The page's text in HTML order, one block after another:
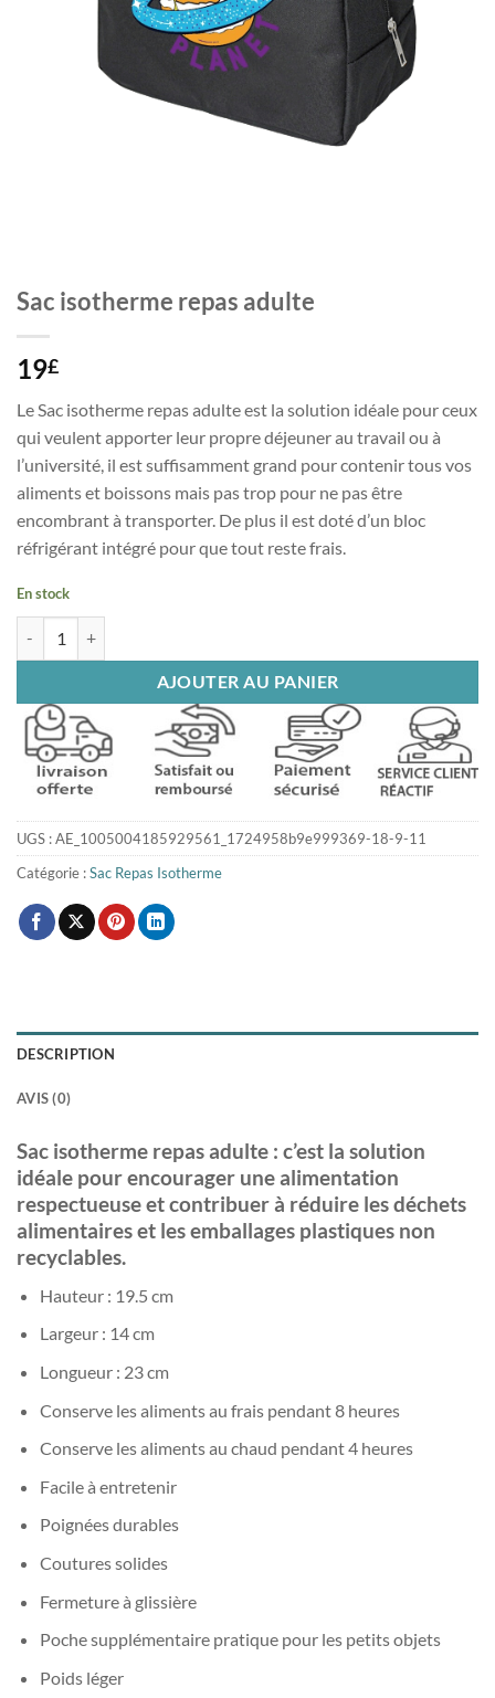
Sac isotherme repas adulte
19£
Le Sac isotherme repas adulte est la solution idéale pour ceux
qui veulent apporter leur propre déjeuner au travail ou à
l’université, il est suffisamment grand pour contenir tous vos
aliments et boissons mais pas trop pour ne pas être
encombrant à transporter. De plus il est doté d’un bloc
réfrigérant intégré pour que tout reste frais.
En stock
AJOUTER AU PANIER
UGS :AE_1005004185929561_1724958b9e999369-18-9-11
Catégorie :Sac Repas Isotherme
DESCRIPTION
AVIS (0)
Sac isotherme repas adulte : c’est la solution
idéale pour encourager une alimentation
respectueuse et contribuer à réduire les déchets
alimentaires et les emballages plastiques non
recyclables.
Hauteur : 19.5 cm
Largeur : 14 cm
Longueur : 23 cm
Conserve les aliments au frais pendant 8 heures
Conserve les aliments au chaud pendant 4 heures
Facile à entretenir
Poignées durables
Coutures solides
Fermeture à glissière
Poche supplémentaire pratique pour les petits objets
Poids léger